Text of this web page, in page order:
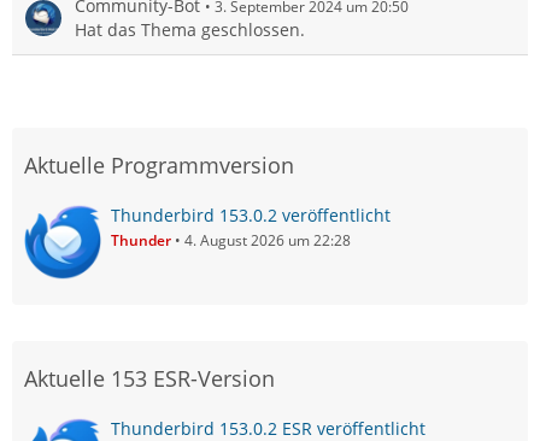
Community-Bot 3. September 2024 um 20:50
Hat das Thema geschlossen.
Aktuelle Programmversion
Thunderbird 153.0.2 veröffentlicht
Thunder 4. August 2026 um 22:28
Aktuelle 153 ESR-Version
Thunderbird 153.0.2 ESR veröffentlicht